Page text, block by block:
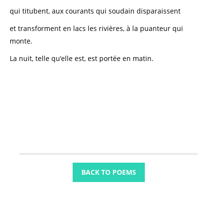
qui titubent, aux courants qui soudain disparaissent
et transforment en lacs les rivières, à la puanteur qui
monte.
La nuit, telle qu’elle est, est portée en matin.
BACK TO POEMS